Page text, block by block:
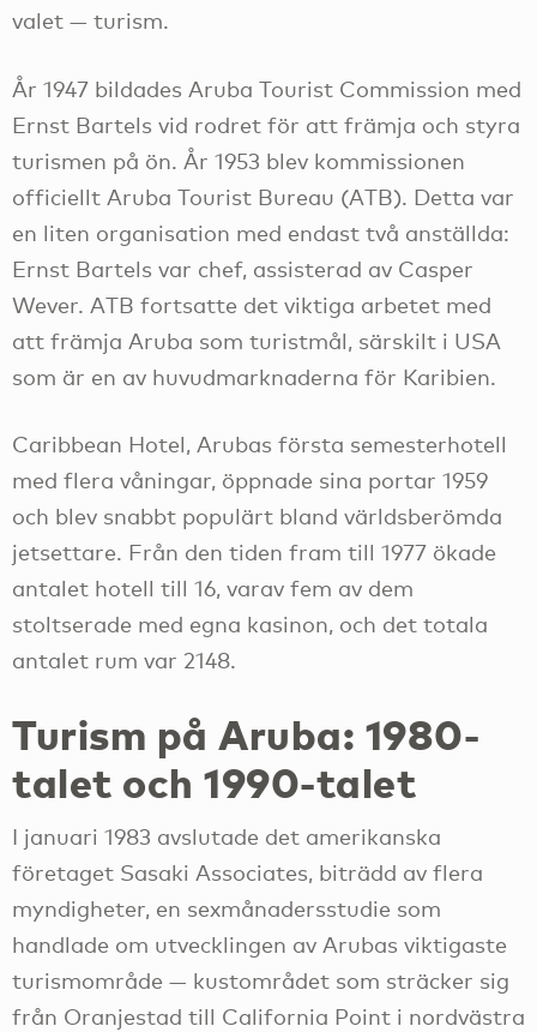
valet — turism.
År 1947 bildades Aruba Tourist Commission med
Ernst Bartels vid rodret för att främja och styra
turismen på ön. År 1953 blev kommissionen
officiellt Aruba Tourist Bureau (ATB). Detta var
en liten organisation med endast två anställda:
Ernst Bartels var chef, assisterad av Casper
Wever. ATB fortsatte det viktiga arbetet med
att främja Aruba som turistmål, särskilt i USA
som är en av huvudmarknaderna för Karibien.
Caribbean Hotel, Arubas första semesterhotell
med flera våningar, öppnade sina portar 1959
och blev snabbt populärt bland världsberömda
jetsettare. Från den tiden fram till 1977 ökade
antalet hotell till 16, varav fem av dem
stoltserade med egna kasinon, och det totala
antalet rum var 2148.
Turism på Aruba: 1980-
talet och 1990-talet
I januari 1983 avslutade det amerikanska
företaget Sasaki Associates, biträdd av flera
myndigheter, en sexmånadersstudie som
handlade om utvecklingen av Arubas viktigaste
turismområde — kustområdet som sträcker sig
från Oranjestad till California Point i nordvästra